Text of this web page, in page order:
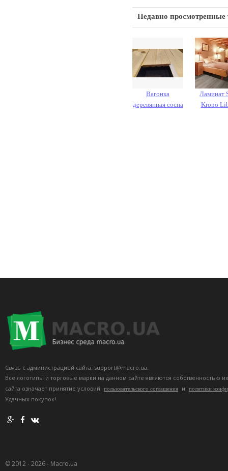
Недавно просмотренные
Вагонка
деревянная сосна
Ламинат
Krono
Связь с администрацией сайта: support@macro.ua.
Все логотипы и торговые марки на данном сайте являются собственностью
сайта означает принятие условий
пользовательского соглашения и политики
Удачных покупок!
© 2012 - 2026 - Macro.ua